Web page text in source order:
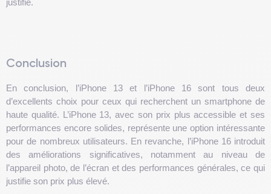
justifié.
Conclusion
En conclusion, l’iPhone 13 et l’iPhone 16 sont tous deux
d’excellents choix pour ceux qui recherchent un smartphone de
haute qualité. L’iPhone 13, avec son prix plus accessible et ses
performances encore solides, représente une option intéressante
pour de nombreux utilisateurs. En revanche, l’iPhone 16 introduit
des améliorations significatives, notamment au niveau de
l’appareil photo, de l’écran et des performances générales, ce qui
justifie son prix plus élevé.